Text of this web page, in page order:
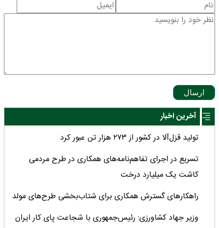
ارسال
آخرین اخبار
تولید قزل‌آلا در کشور از ۲۷۳ هزار تن عبور کرد
تسریع در اجرای تفاهم‌نامه‌های همکاری در طرح مردمی
کاشت یک میلیارد درخت
راهکارهای گسترش همکاری برای شتاب‌بخشی طرح‌های مولد
وزیر جهاد کشاورزی: رئیس‌جمهوری با شجاعت پای کار ایران